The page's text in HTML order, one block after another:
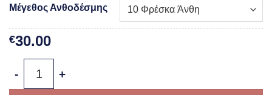
Μέγεθος Ανθοδέσμης
€30.00